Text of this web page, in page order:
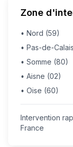
Zone
• Nord (59)
• Pas-de-
• Somme (80)
• Aisne (02)
• Oise (60)
Intervention
France